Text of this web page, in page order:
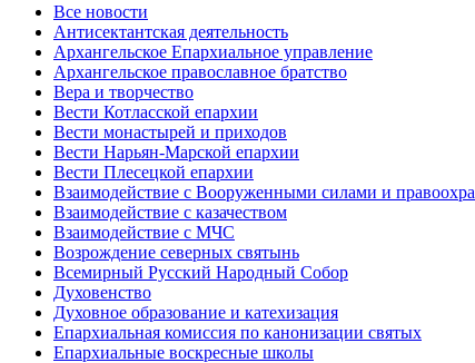
Все новости
Антисектантская деятельность
Архангельское Епархиальное управление
Архангельское православное братство
Вера и творчество
Вести Котласской епархии
Вести монастырей и приходов
Вести Нарьян-Марской епархии
Вести Плесецкой епархии
Взаимодействие с Вооруженными силами и
Взаимодействие с казачеством
Взаимодействие с МЧС
Возрождение северных святынь
Всемирный Русский Народный Собор
Духовенство
Духовное образование и катехизация
Епархиальная комиссия по канонизации святых
Епархиальные воскресные школы